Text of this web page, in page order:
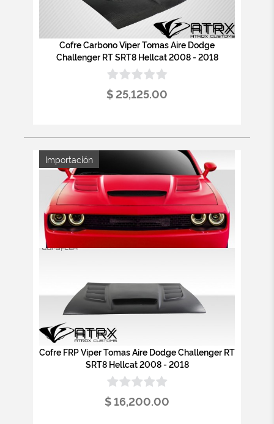
Cofre Carbono Viper Tomas Aire Dodge
Challenger RT SRT8 Hellcat 2008 - 2018
$ 25,125.00
Importación
Cofre FRP Viper Tomas Aire Dodge Challenger RT
SRT8 Hellcat 2008 - 2018
$ 16,200.00